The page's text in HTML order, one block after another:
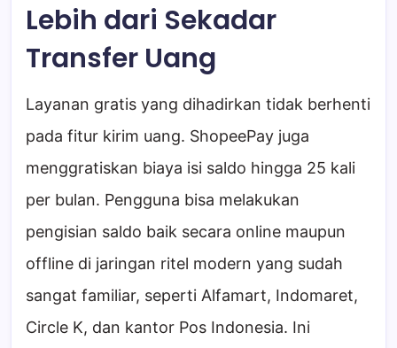
Lebih dari Sekadar
Transfer Uang
Layanan gratis yang dihadirkan tidak berhenti
pada fitur kirim uang. ShopeePay juga
menggratiskan biaya isi saldo hingga 25 kali
per bulan. Pengguna bisa melakukan
pengisian saldo baik secara online maupun
offline di jaringan ritel modern yang sudah
sangat familiar, seperti Alfamart, Indomaret,
Circle K, dan kantor Pos Indonesia. Ini